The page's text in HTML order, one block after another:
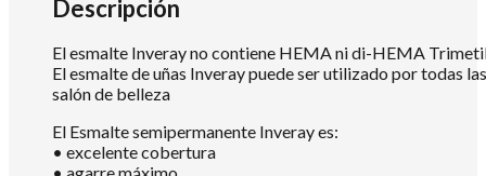
Descripción
El esmalte Inveray no contiene HEMA ni di-HEMA
El esmalte de uñas Inveray puede ser utilizado por todas
salón de belleza
El Esmalte semipermanente Inveray es:
• excelente cobertura